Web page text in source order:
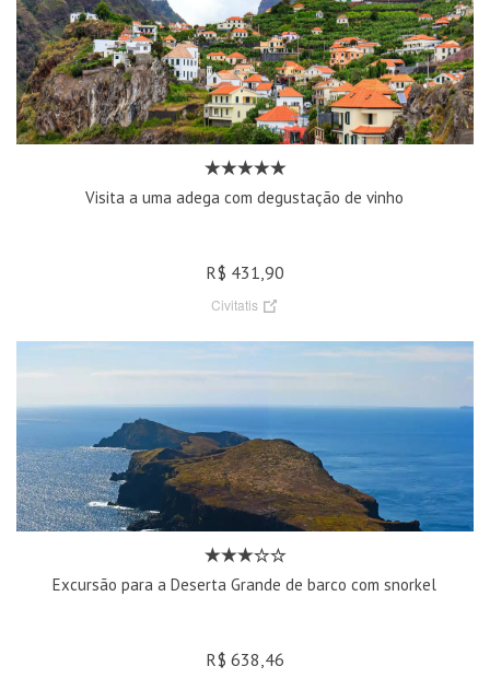
Visita a uma adega com degustação de vinho
R$ 431,90
Civitatis
Excursão para a Deserta Grande de barco com snorkel
R$ 638,46